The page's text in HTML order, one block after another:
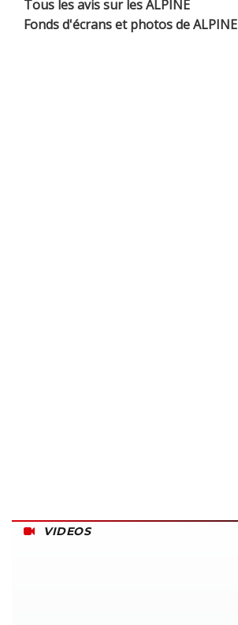
Tous les avis sur les ALPINE
Fonds d'écrans et photos de ALPINE
VIDEOS